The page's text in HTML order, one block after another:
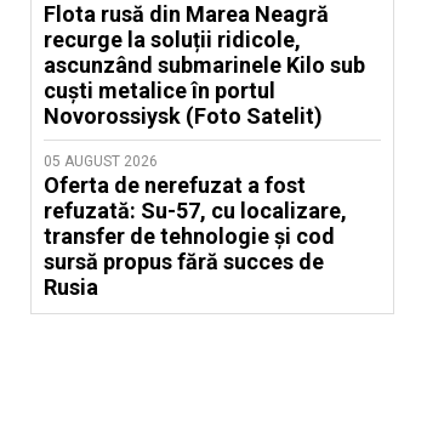
Flota rusă din Marea Neagră
recurge la soluții ridicole,
ascunzând submarinele Kilo sub
cuști metalice în portul
Novorossiysk (Foto Satelit)
05 AUGUST 2026
Oferta de nerefuzat a fost
refuzată: Su-57, cu localizare,
transfer de tehnologie și cod
sursă propus fără succes de
Rusia